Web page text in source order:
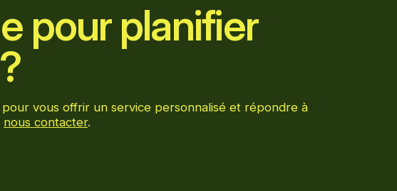
pour planifier
vous offrir un service personnalisé et répondre à
nous contacter.